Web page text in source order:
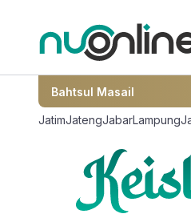
Bahtsul Masail
JatimJatengJabarLampung